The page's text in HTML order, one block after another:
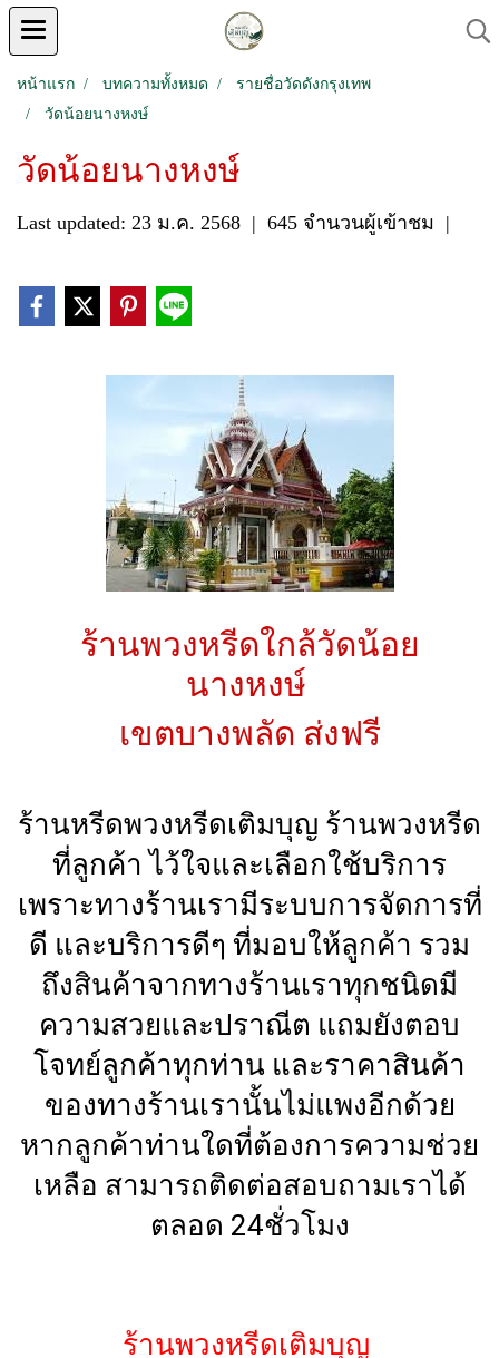
หน้าแรก บทความทั้งหมด
รายชื่อวัดดังกรุงเทพ
วัดน้อยนางหงษ์
วัดน้อยนางหงษ์
Last updated: 23 ม.ค. 2568 | 645 จำนวนผู้เข้าชม |
ร้านพวงหรีดใกล้วัดน้อย
นางหงษ์
เขตบางพลัด ส่งฟรี
ร้านหรีดพวงหรีดเติมบุญ ร้านพวงหรีด
ที่ลูกค้า ไว้ใจและเลือกใช้บริการ
เพราะทางร้านเรามีระบบการจัดการที่
ดี และบริการดีๆ ที่มอบให้ลูกค้า รวม
ถึงสินค้าจากทางร้านเราทุกชนิดมี
ความสวยและปราณีต แถมยังตอบ
โจทย์ลูกค้าทุกท่าน และราคาสินค้า
ของทางร้านเรานั้นไม่แพงอีกด้วย
หากลูกค้าท่านใดที่ต้องการความช่วย
เหลือ สามารถติดต่อสอบถามเราได้
ตลอด 24ชั่วโมง
ร้านพวงหรีดเติมบุญ